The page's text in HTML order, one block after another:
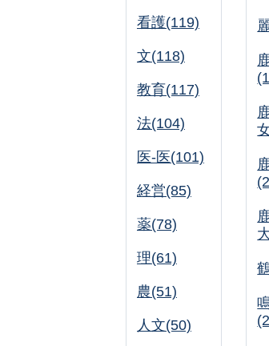
看護(119)
文(118)
教育(117)
法(104)
医-医(101)
経営(85)
薬(78)
理(61)
農(51)
人文(50)